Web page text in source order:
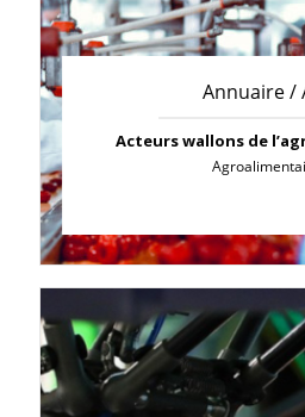
Annuaire /
Acteurs wallons de